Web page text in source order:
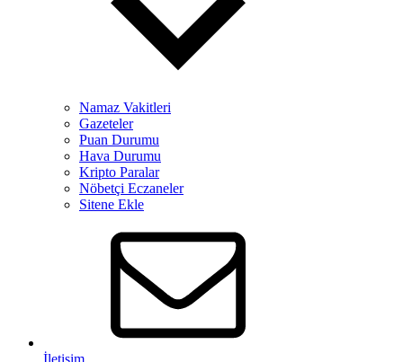
Namaz Vakitleri
Gazeteler
Puan Durumu
Hava Durumu
Kripto Paralar
Nöbetçi Eczaneler
Sitene Ekle
İletişim